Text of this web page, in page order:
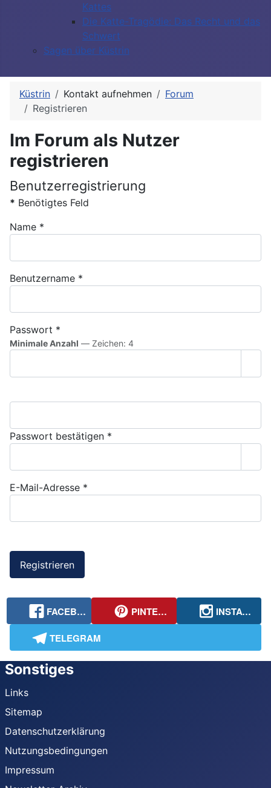
Kattes
Die Katte-Tragödie: Das Recht und das
Schwert
Sagen über Küstrin
Küstrin Kontakt aufnehmen
Forum
Registrieren
Im Forum als Nutzer
registrieren
Benutzerregistrierung
* Benötigtes Feld
Name *
Benutzername *
Passwort *
Minimale Anzahl — Zeichen: 4
Passwort bestätigen *
E-Mail-Adresse *
Registrieren
FACEBOOK PINTEREST
INSTAGRAM
TELEGRAM
Sonstiges
Links
Sitemap
Datenschutzerklärung
Nutzungsbedingungen
Impressum